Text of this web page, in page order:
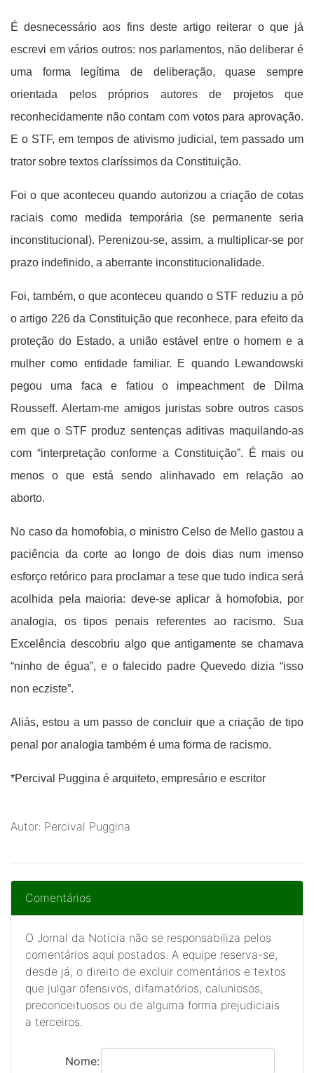
É desnecessário aos fins deste artigo reiterar o que já
escrevi em vários outros: nos parlamentos, não deliberar é
uma forma legítima de deliberação, quase sempre
orientada pelos próprios autores de projetos que
reconhecidamente não contam com votos para aprovação.
E o STF, em tempos de ativismo judicial, tem passado um
trator sobre textos claríssimos da Constituição.
Foi o que aconteceu quando autorizou a criação de cotas
raciais como medida temporária (se permanente seria
inconstitucional). Perenizou-se, assim, a multiplicar-se por
prazo indefinido, a aberrante inconstitucionalidade.
Foi, também, o que aconteceu quando o STF reduziu a pó
o artigo 226 da Constituição que reconhece, para efeito da
proteção do Estado, a união estável entre o homem e a
mulher como entidade familiar. E quando Lewandowski
pegou uma faca e fatiou o impeachment de Dilma
Rousseff. Alertam-me amigos juristas sobre outros casos
em que o STF produz sentenças aditivas maquilando-as
com “interpretação conforme a Constituição”. É mais ou
menos o que está sendo alinhavado em relação ao
aborto.
No caso da homofobia, o ministro Celso de Mello gastou a
paciência da corte ao longo de dois dias num imenso
esforço retórico para proclamar a tese que tudo indica será
acolhida pela maioria: deve-se aplicar à homofobia, por
analogia, os tipos penais referentes ao racismo. Sua
Excelência descobriu algo que antigamente se chamava
“ninho de égua”, e o falecido padre Quevedo dizia “isso
non ecziste”.
Aliás, estou a um passo de concluir que a criação de tipo
penal por analogia também é uma forma de racismo.
*Percival Puggina é arquiteto, empresário e escritor
Autor: Percival Puggina
Comentários
O Jornal da Notícia não se responsabiliza pelos
comentários aqui postados. A equipe reserva-se,
desde já, o direito de excluir comentários e textos
que julgar ofensivos, difamatórios, caluniosos,
preconceituosos ou de alguma forma prejudiciais
a terceiros.
Nome: